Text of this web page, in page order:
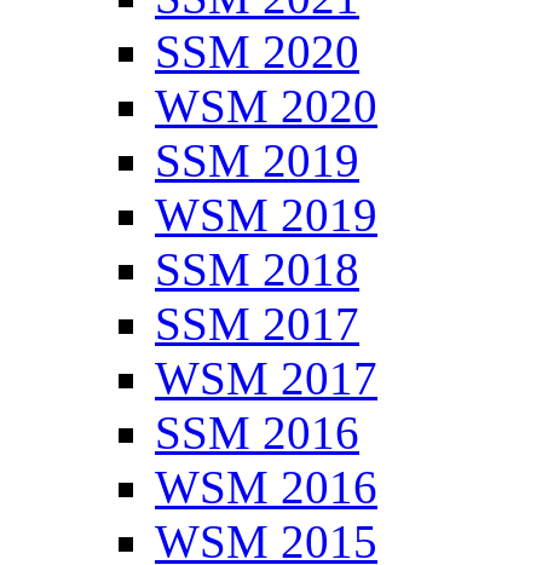
SSM 2020
WSM 2020
SSM 2019
WSM 2019
SSM 2018
SSM 2017
WSM 2017
SSM 2016
WSM 2016
WSM 2015